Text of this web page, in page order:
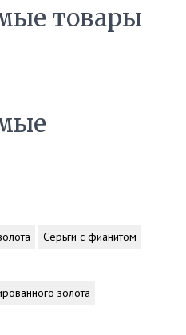
товары
Серьги с фианитом
золота